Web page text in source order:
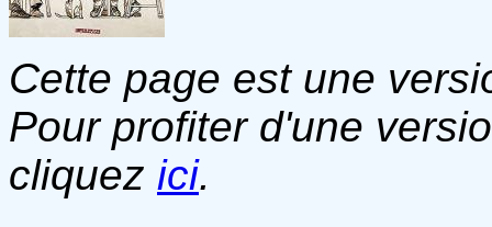
Cette page est une
Pour profiter d'une
cliquez ici.